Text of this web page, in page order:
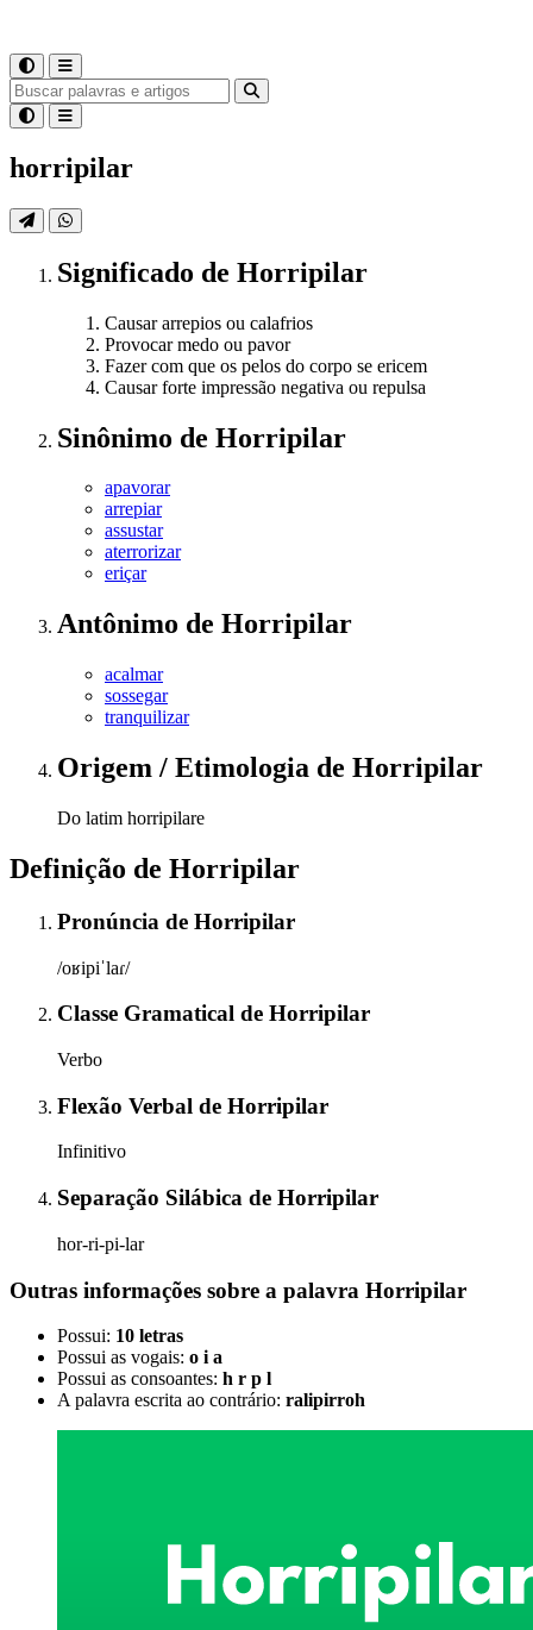
horripilar
Significado de Horripilar
Causar arrepios ou calafrios
Provocar medo ou pavor
Fazer com que os pelos do corpo se ericem
Causar forte impressão negativa ou repulsa
Sinônimo de Horripilar
apavorar
arrepiar
assustar
aterrorizar
eriçar
Antônimo de Horripilar
acalmar
sossegar
tranquilizar
Origem / Etimologia de Horripilar
Do latim horripilare
Definição de Horripilar
Pronúncia de Horripilar
/oʁipiˈlaɾ/
Classe Gramatical de Horripilar
Verbo
Flexão Verbal de Horripilar
Infinitivo
Separação Silábica de Horripilar
hor-ri-pi-lar
Outras informações sobre a palavra Horripilar
Possui: 10 letras
Possui as vogais: o i a
Possui as consoantes: h r p l
A palavra escrita ao contrário: ralipirroh